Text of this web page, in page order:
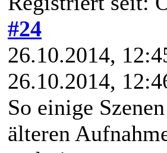
#24
26.10.2014,
26.10.2014,
So einige
älteren